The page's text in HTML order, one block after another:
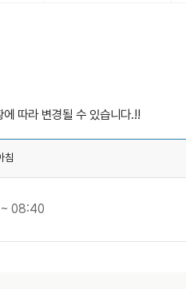
따라 변경될 수 있습니다.!!
침
08:40